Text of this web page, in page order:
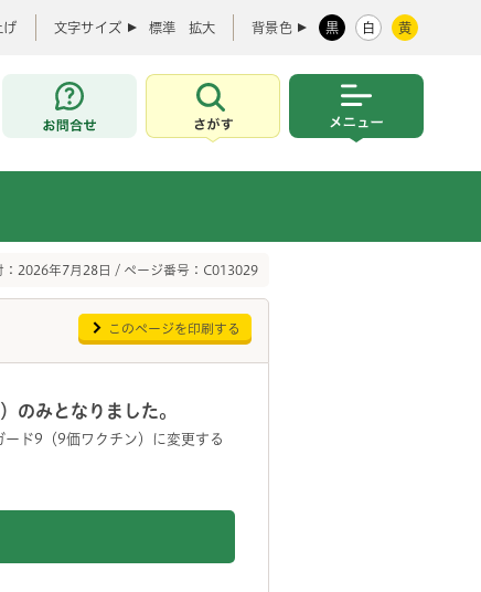
げ 文字サイズ 標準 拡大 背景色 黒 白 黄
お問合せ
さがす
：2026年7月28日 / ページ番号：C013029
このページを印刷する
のみとなりました。
ド9（9価ワクチン）に変更する